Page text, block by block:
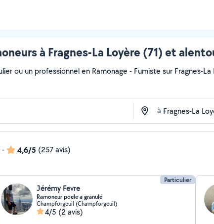
à Fragnes-La Loyère (71) et
ou un professionnel en Ramonage - Fumiste sur Fragnes-
à
- 4,6/5 (257 avis)
Particulier
Jérémy Fevre
Ramoneur poele a granulé
Champforgeuil (Champforgeuil)
4/5 (2 avis)